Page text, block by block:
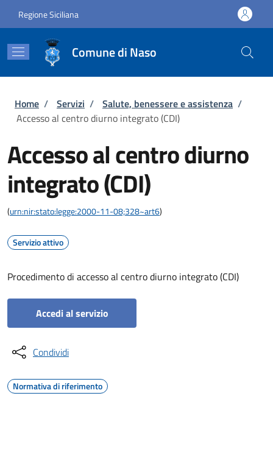
Regione Siciliana
Comune di Naso
Briciole di pane
Home / Servizi / Salute, benessere e assistenza /
Accesso al centro diurno integrato (CDI)
Accesso al centro diurno
integrato (CDI)
(urn:nir:stato:legge:2000-11-08;328~art6)
Servizio attivo
Procedimento di accesso al centro diurno integrato (CDI)
Accedi al servizio
Condividi
Normativa di riferimento